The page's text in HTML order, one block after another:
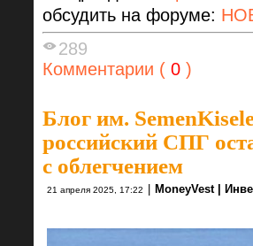
обсудить на форуме:
289
Комментарии ( 0 )
Блог им.
российский СПГ
с облегчением
21 апреля 2025, 17:22 MoneyVest |